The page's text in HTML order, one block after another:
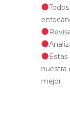
nuestra
mejor